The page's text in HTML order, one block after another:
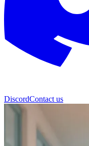
DiscordContact us